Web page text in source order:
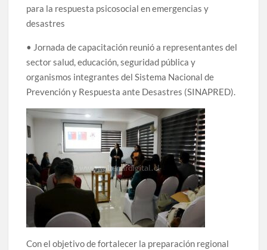
para la respuesta psicosocial en emergencias y
desastres
• Jornada de capacitación reunió a representantes del
sector salud, educación, seguridad pública y
organismos integrantes del Sistema Nacional de
Prevención y Respuesta ante Desastres (SINAPRED).
Con el objetivo de fortalecer la preparación regional